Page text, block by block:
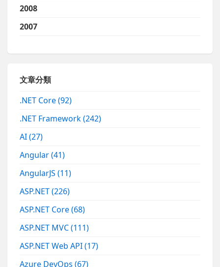
2008
2007
文章分類
.NET Core(92)
.NET Framework(242)
AI(27)
Angular(41)
AngularJS(11)
ASP.NET(226)
ASP.NET Core(68)
ASP.NET MVC(111)
ASP.NET Web API(17)
Azure DevOps(67)